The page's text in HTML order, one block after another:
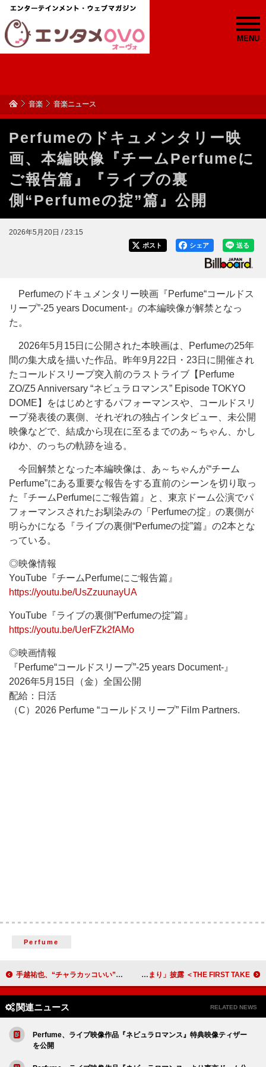
MENU
音楽 音楽ニュース
Perfumeのドキュメンタリー映
画、本編映像『チームPerfumeに
ご報告篇』『ライブの裏
側“Perfumeの掟”篇』公開
2026年5月20日 / 23:15
送る
シェア
ポスト
Perfumeのドキュメンタリー映画『Perfume“コールドス
リープ”-25 years Document-』の本編映像が解禁となっ
た。
2026年5月15日に公開された本映画は、Perfumeの25年
間の集大成を描いた作品。昨年9月22日・23日に開催され
たコールドスリープ突入前のラストライブ【Perfume
ZO/Z5 Anniversary “ネビュラロマンス” Episode TOKYO
DOME】をはじめとするパフォーマンスや、コールドスリ
ープ発表後の裏側、それぞれの独占インタビュー、未公開
映像などで、結成から現在に至るまでのあ～ちゃん、かし
ゆか、のっちの軌跡を辿る。
今回解禁となった本編映像は、あ～ちゃんが“チーム
Perfume”にある重要な報告をする直前のシーンを切り取っ
た『チームPerfumeにご報告篇』と、東京ドーム公演でパ
フォーマンスされたお馴染みの「Perfumeの掟」の裏側が
明らかになる『ライブの裏側“Perfumeの掟”篇』の2本とな
っている。
◎映像情報
YouTube『チームPerfumeにご報告篇』
https://youtu.be/UsZzuunayUA
YouTube『ライブの裏側”Perfumeの掟”篇』
https://youtu.be/UerFZk2fAMo
◎映画情報
『Perfume“コールドスリープ”-25 years Document-』
2026年5月15日（金）全国公開
配給：日活
（C）2026 Perfume “コールドスリープ” Film Partners.
Perfume
手越祐也、“チャラカッコいい”新曲「SUPER STAR」配信リリース かりゆし58、“作ったというよりは生まれた”楽曲「オワリはじまり」披露 ＜THE FIRST TAKE＞
関連ニュース RELATED NEWS
Perfume、ライブ映像作品『ネビュラロマンス』特典映像ティザー
を公開